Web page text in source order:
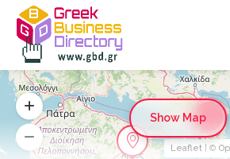
Leaflet | ©
Show Map